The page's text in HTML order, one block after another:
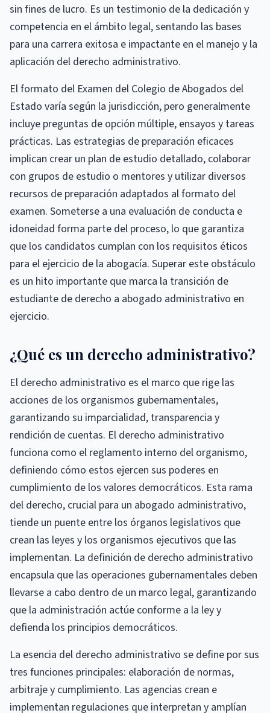
sin fines de lucro. Es un testimonio de la dedicación y
competencia en el ámbito legal, sentando las bases
para una carrera exitosa e impactante en el manejo y la
aplicación del derecho administrativo.
El formato del Examen del Colegio de Abogados del
Estado varía según la jurisdicción, pero generalmente
incluye preguntas de opción múltiple, ensayos y tareas
prácticas. Las estrategias de preparación eficaces
implican crear un plan de estudio detallado, colaborar
con grupos de estudio o mentores y utilizar diversos
recursos de preparación adaptados al formato del
examen. Someterse a una evaluación de conducta e
idoneidad forma parte del proceso, lo que garantiza
que los candidatos cumplan con los requisitos éticos
para el ejercicio de la abogacía. Superar este obstáculo
es un hito importante que marca la transición de
estudiante de derecho a abogado administrativo en
ejercicio.
¿Qué es un derecho administrativo?
El derecho administrativo es el marco que rige las
acciones de los organismos gubernamentales,
garantizando su imparcialidad, transparencia y
rendición de cuentas. El derecho administrativo
funciona como el reglamento interno del organismo,
definiendo cómo estos ejercen sus poderes en
cumplimiento de los valores democráticos. Esta rama
del derecho, crucial para un abogado administrativo,
tiende un puente entre los órganos legislativos que
crean las leyes y los organismos ejecutivos que las
implementan. La definición de derecho administrativo
encapsula que las operaciones gubernamentales deben
llevarse a cabo dentro de un marco legal, garantizando
que la administración actúe conforme a la ley y
defienda los principios democráticos.
La esencia del derecho administrativo se define por sus
tres funciones principales: elaboración de normas,
arbitraje y cumplimiento. Las agencias crean e
implementan regulaciones que interpretan y amplían